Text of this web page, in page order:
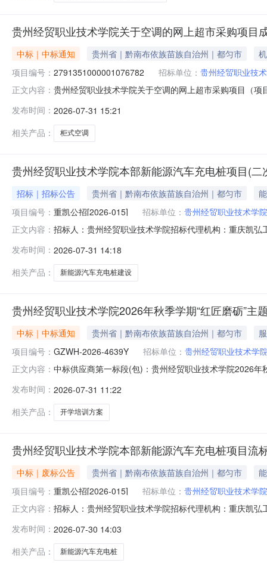
贵州经贸职业技术学院关于空调的网上超市采购项目
中标｜中标通知 贵州省｜黔南布依族苗族自治州｜都匀市
项目编号： 2791351000001076782 招标单位： 贵州经贸职业技
正文内容： 贵州经贸职业技术学院关于空调的网上超市采购项目（
码:529900项目所在行政区划名称:贵州省本级报价起止
发布时间： 2026-07-31 15:21
相关产品：
柜式空调
贵州经贸职业技术学院本部新能源汽车充电桩项目(二
招标｜招标公告 贵州省｜黔南布依族苗族自治州｜都匀市
项目编号： 重凯公招[2026-015] 招标单位： 贵州经贸职业技术学院
正文内容： 招标人：贵州经贸职业技术学院招标代理机构：重庆凯
月12日14时30分（北京时间）前递交投标文件。一、项
式：公开招标项目概况及
发布时间： 2026-07-31 14:18
相关产品：
新能源汽车充电桩建设
贵州经贸职业技术学院2026年秋季学期“红匠磨砺”
中标｜中标通知 贵州省｜黔南布依族苗族自治州｜都匀市
项目编号： GZWH-2026-4639Y 招标单位： 贵州经贸职业技术学
正文内容： 中标供应商第一标段(包)：贵州经贸职业技术学院2026
业技术学院2026年秋季学期“红匠磨砺”主题开学培训方
发布时间： 2026-07-31 11:22
相关产品：
开学培训方案
贵州经贸职业技术学院本部新能源汽车充电桩项目流
中标｜废标公告 贵州省｜黔南布依族苗族自治州｜都匀市
项目编号： 重凯公招[2026-015] 招标单位： 贵州经贸职业技术学院
正文内容： 招标人：贵州经贸职业技术学院招标代理机构：重庆凯
截止日期(2026年07月29日下午17:00)前报名的投标人不
发布时间： 2026-07-30 14:03
相关产品：
新能源汽车充电桩